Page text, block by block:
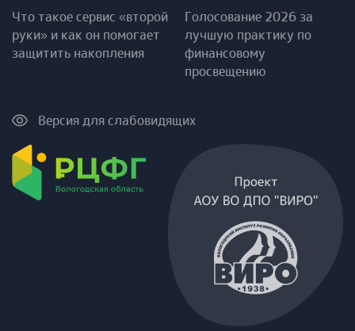
Что такое сервис «второй
руки» и как он помогает
защитить накопления
Голосование 2026 за
лучшую практику по
финансовому
просвещению
Версия для слабовидящих